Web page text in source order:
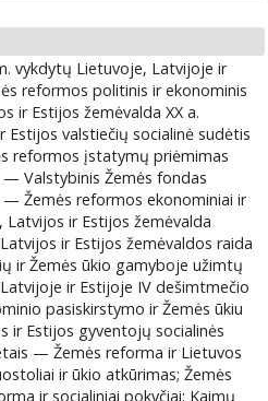
vykdytų Lietuvoje, Latvijoje ir
reformos politinis ir ekonominis
ir Estijos žemėvalda XX a.
valstiečių socialinė sudėtis
reformos įstatymų priėmimas
Valstybinis Žemės fondas
Žemės reformos ekonominiai ir
Latvijos ir Estijos žemėvalda
ir Estijos žemėvaldos raida
ir Žemės ūkio gamyboje užimtų
ir Estijoje IV dešimtmečio
pasiskirstymo ir Žemės ūkiu
ir Estijos gyventojų socialinės
— Žemės reforma ir Lietuvos
ir ūkio atkūrimas; Žemės
ir socialiniai pokyčiai; Kaimų